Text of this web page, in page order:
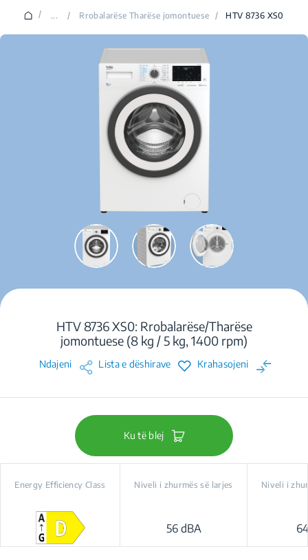
/ ... / Rrobalarëse Tharëse jomontuese / HTV 8736 XS0
HTV 8736 XS0: Rrobalarëse/Tharëse
jomontuese (8 kg / 5 kg, 1400 rpm)
Ndajeni Lista e dëshirave Krahasojeni
Ku të blej
Energy Efficiency Class Niveli i zhurmës së larjes
56 dBA
Niveli i